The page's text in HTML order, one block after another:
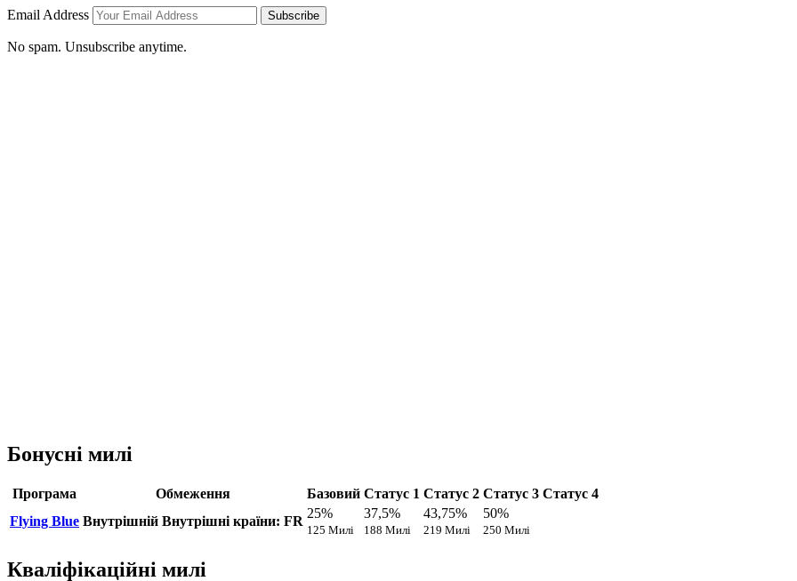
Email Address Subscribe
No spam. Unsubscribe anytime.
Бонусні милі
Програма Обмеження Базовий Статус 1 Статус 2 Статус 3 Статус 4
Flying Blue Внутрішній Внутрішні країни: FR
25%
125 Милі
37,5%
188 Милі
43,75%
219 Милі
50%
250 Милі
Кваліфікаційні милі